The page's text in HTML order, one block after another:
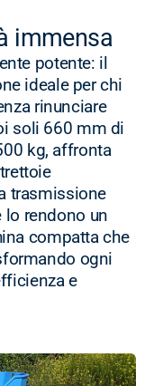
immensa
potente: il
ideale per chi
rinunciare
soli 660 mm di
kg, affronta
trasmissione
rendono un
compatta che
ogni
e